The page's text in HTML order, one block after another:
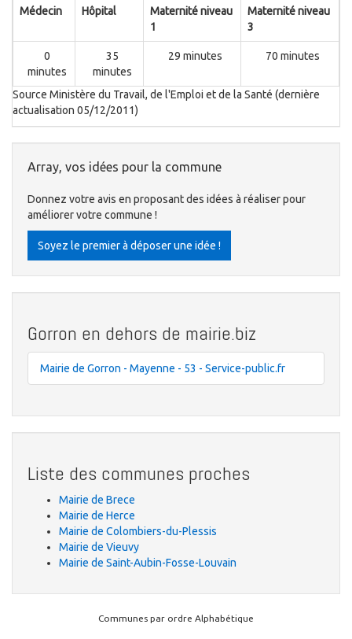
Médecin Hôpital
Maternité niveau
1
Maternité niveau
3
0
minutes
35
minutes
29 minutes 70 minutes
Source Ministère du Travail, de l'Emploi et de la Santé (dernière
actualisation 05/12/2011)
Array, vos idées pour la commune
Donnez votre avis en proposant des idées à réaliser pour
améliorer votre commune !
Soyez le premier à déposer une idée !
Gorron en dehors de mairie.biz
Mairie de Gorron - Mayenne - 53 - Service-public.fr
Liste des communes proches
Mairie de Brece
Mairie de Herce
Mairie de Colombiers-du-Plessis
Mairie de Vieuvy
Mairie de Saint-Aubin-Fosse-Louvain
Communes par ordre Alphabétique